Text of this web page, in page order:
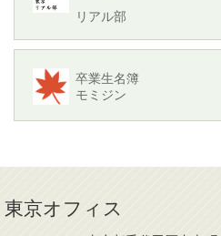
リアル部
卒業生名簿
モミジン
東京オフィス